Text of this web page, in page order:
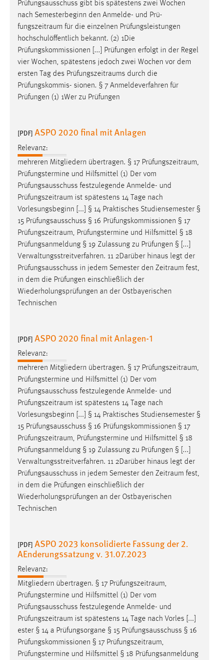
Prüfungsausschuss gibt bis spätestens zwei Wochen
nach Semesterbeginn den Anmelde- und Prü-
fungszeitraum für die einzelnen Prüfungsleistungen
hochschulöffentlich bekannt. (2) 1Die
Prüfungskommissionen [...] Prüfungen erfolgt in der Regel
vier Wochen, spätestens jedoch zwei Wochen vor dem
ersten Tag des Prüfungszeitraums durch die
Prüfungskommis- sionen. § 7 Anmeldeverfahren für
Prüfungen (1) 1Wer zu Prüfungen
[PDF] ASPO 2020 final mit Anlagen
Relevanz:
mehreren Mitgliedern übertragen. § 17 Prüfungszeitraum,
Prüfungstermine und Hilfsmittel (1) Der vom
Prüfungsausschuss festzulegende Anmelde- und
Prüfungszeitraum ist spätestens 14 Tage nach
Vorlesungsbeginn [...] § 14 Praktisches Studiensemester §
15 Prüfungsausschuss § 16 Prüfungskommissionen § 17
Prüfungszeitraum, Prüfungstermine und Hilfsmittel § 18
Prüfungsanmeldung § 19 Zulassung zu Prüfungen § [...]
Verwaltungsstreitverfahren. 11 2Darüber hinaus legt der
Prüfungsausschuss in jedem Semester den Zeitraum fest,
in dem die Prüfungen einschließlich der
Wiederholungsprüfungen an der Ostbayerischen
Technischen
[PDF] ASPO 2020 final mit Anlagen-1
Relevanz:
mehreren Mitgliedern übertragen. § 17 Prüfungszeitraum,
Prüfungstermine und Hilfsmittel (1) Der vom
Prüfungsausschuss festzulegende Anmelde- und
Prüfungszeitraum ist spätestens 14 Tage nach
Vorlesungsbeginn [...] § 14 Praktisches Studiensemester §
15 Prüfungsausschuss § 16 Prüfungskommissionen § 17
Prüfungszeitraum, Prüfungstermine und Hilfsmittel § 18
Prüfungsanmeldung § 19 Zulassung zu Prüfungen § [...]
Verwaltungsstreitverfahren. 11 2Darüber hinaus legt der
Prüfungsausschuss in jedem Semester den Zeitraum fest,
in dem die Prüfungen einschließlich der
Wiederholungsprüfungen an der Ostbayerischen
Technischen
[PDF] ASPO 2023 konsolidierte Fassung der 2.
AEnderungssatzung v. 31.07.2023
Relevanz:
Mitgliedern übertragen. § 17 Prüfungszeitraum,
Prüfungstermine und Hilfsmittel (1) Der vom
Prüfungsausschuss festzulegende Anmelde- und
Prüfungszeitraum ist spätestens 14 Tage nach Vorles [...]
ester § 14 a Prüfungsorgane § 15 Prüfungsausschuss § 16
Prüfungskommissionen § 17 Prüfungszeitraum,
Prüfungstermine und Hilfsmittel § 18 Prüfungsanmeldung
EXTERNE MEDIEN
Um Inhalte von Videoplattformen und Social Media
Plattformen anzeigen zu können, werden von diesen
externen Medien Cookies gesetzt.
YouTube
Vimeo